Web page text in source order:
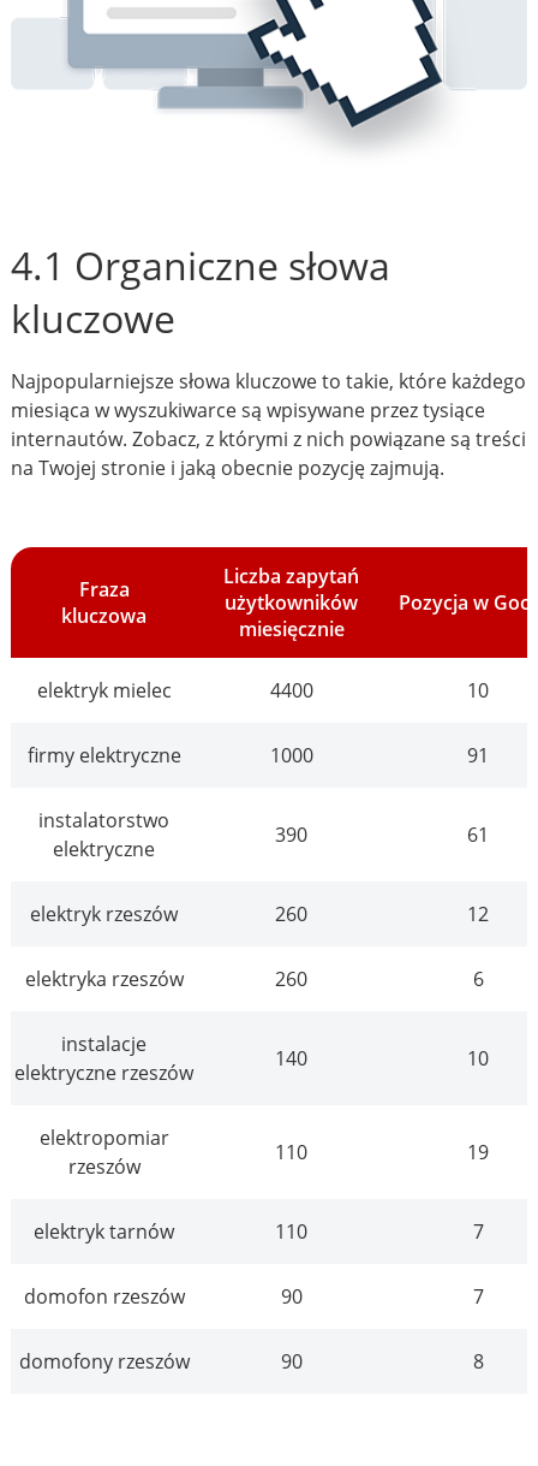
4.1 Organiczne słowa
kluczowe
Najpopularniejsze słowa kluczowe to takie, które każdego
miesiąca w wyszukiwarce są wpisywane przez tysiące
internautów. Zobacz, z którymi z nich powiązane są treści
na Twojej stronie i jaką obecnie pozycję zajmują.
Fraza
kluczowa
Liczba zapytań
użytkowników
miesięcznie
Pozycja w
elektryk mielec 4400 10
firmy elektryczne 1000 91
instalatorstwo
elektryczne
390 61
elektryk rzeszów 260 12
elektryka rzeszów 260 6
instalacje
elektryczne rzeszów
140 10
elektropomiar
rzeszów
110 19
elektryk tarnów 110 7
domofon rzeszów 90 7
domofony rzeszów 90 8